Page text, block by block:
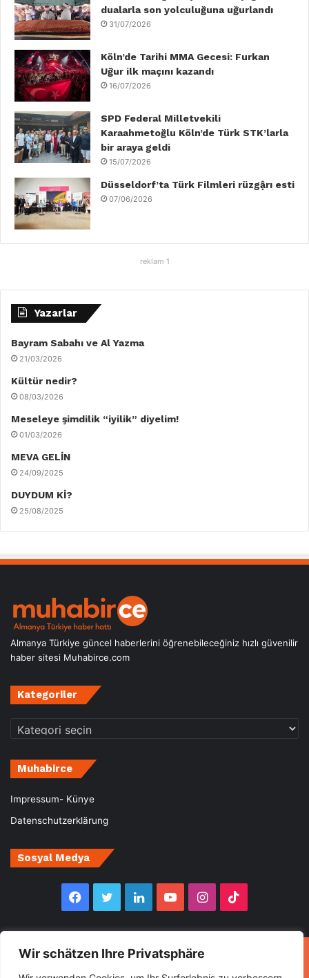
Wir schätzen Ihre Privatsphäre
k
n
dualarla son yolculuğuna uğurlandı
31/07/2026
Köln’de Tarihi MMA Gecesi: Furkan
Uğur ilk maçını kazandı
16/07/2026
SPD Federal Milletvekili
Karaahmetoğlu Köln’de Türk STK’larla
bir araya geldi
15/07/2026
Düsseldorf’ta Türk Filmleri rüzgậrı esti
07/06/2026
reklam 1
Yazarlar
Bayram Sabahı ve Al Yazma
21/03/2026
Kültür nedir?
08/03/2026
Meseleye şimdilik “iyilik” diyelim!
01/03/2026
MEVA GELİN
24/09/2025
DUYDUM Kİ?
25/08/2025
Almanya Türkiye güncel haberlerini öğrenebileceğiniz hızlı güvenilir
haber sitesi Muhabirce.com
Kategoriler
Kategoriler
Muhabirce
Impressum- Künye
Datenschutzerklärung
Sosyal Medya
Facebook
TwitterLinkedInYouTubeInstagram
© Copyright 2026, All Rights Reserved Muhabirce